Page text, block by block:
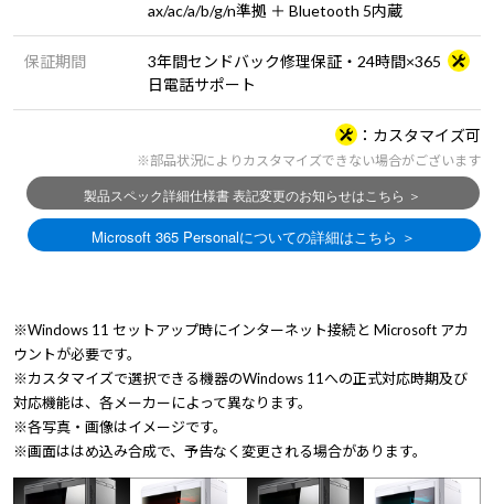
ax/ac/a/b/g/n準拠 ＋ Bluetooth 5内蔵
保証期間
3年間センドバック修理保証・24時間×365
日電話サポート
カスタマイズ可
※部品状況によりカスタマイズできない場合がございます
※Windows 11 セットアップ時にインターネット接続と Microsoft アカ
ウントが必要です。
※カスタマイズで選択できる機器のWindows 11への正式対応時期及び
対応機能は、各メーカーによって異なります。
※各写真・画像はイメージです。
※画面ははめ込み合成で、予告なく変更される場合があります。